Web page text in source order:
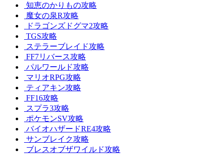
知恵のかりもの攻略
魔女の泉R攻略
ドラゴンズドグマ2攻略
TGS攻略
ステラーブレイド攻略
FF7リバース攻略
パルワールド攻略
マリオRPG攻略
ティアキン攻略
FF16攻略
スプラ3攻略
ポケモンSV攻略
バイオハザードRE4攻略
サンブレイク攻略
ブレスオブザワイルド攻略